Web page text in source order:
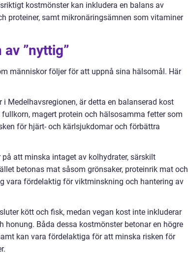
kostmönster kan inkludera en balans av
proteiner, samt mikronäringsämnen som vitaminer
”nyttig”
människor följer för att uppnå sina hälsomål. Här
Medelhavsregionen, är detta en balanserad kost
magert protein och hälsosamma fetter som
för hjärt- och kärlsjukdomar och förbättra
att minska intaget av kolhydrater, särskilt
betonas mat såsom grönsaker, proteinrik mat och
vara fördelaktig för viktminskning och hantering av
kött och fisk, medan vegan kost inte inkluderar
Båda dessa kostmönster betonar en högre
kan vara fördelaktiga för att minska risken för